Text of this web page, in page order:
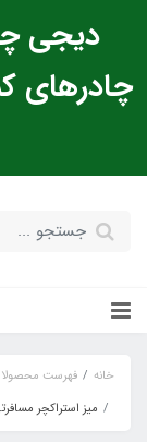
دیجی
چادرهای
خانه
فهرست
میز استراکچر